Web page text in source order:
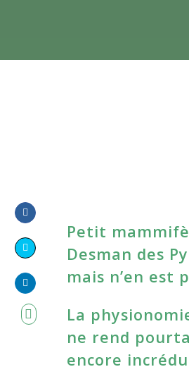
on
Facebook
on
Twitter
Share
on
LinkedIn
Petit
Desman des
mais n’en est
La
ne rend
encore